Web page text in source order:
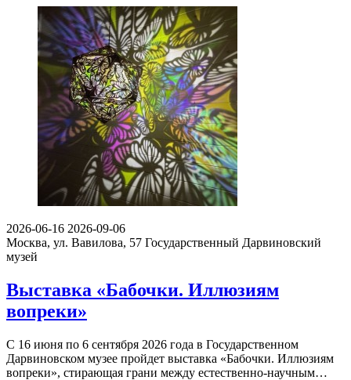
2026-06-16 2026-09-06
Москва, ул. Вавилова, 57 Государственный Дарвиновский
музей
Выставка «Бабочки. Иллюзиям
вопреки»
С 16 июня по 6 сентября 2026 года в Государственном
Дарвиновском музее пройдет выставка «Бабочки. Иллюзиям
вопреки», стирающая грани между естественно-научным…